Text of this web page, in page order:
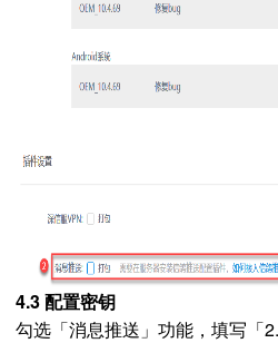
4.3 配置密钥
勾选「消息推送」功能，填写「